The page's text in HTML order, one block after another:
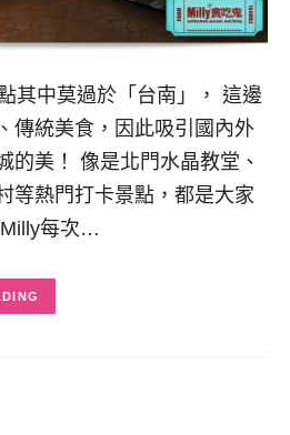
其中莫過於「台南」， 這邊
傳統美食，因此吸引國內外
的美！ 像是北門水晶教堂、
等熱門打卡景點，都是大家
每次…